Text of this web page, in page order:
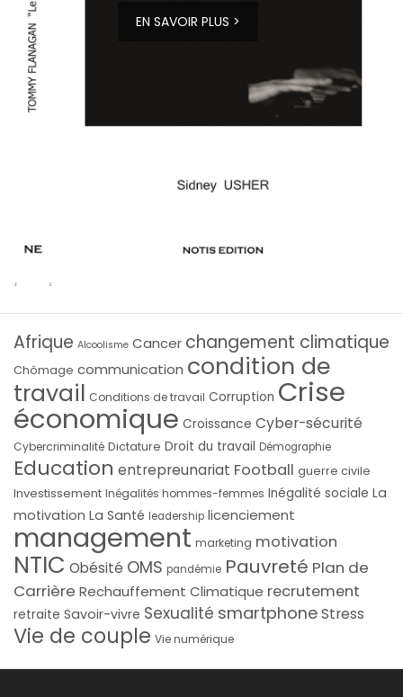
EN SAVOIR PLUS >
Afrique Alcoolisme Cancer changement climatique
Chômage communication condition de
travail Conditions de travail Corruption Crise
économique Croissance Cyber-sécurité
Cybercriminalité Dictature Droit du travail Démographie
Education entrepreunariat Football guerre civile
Investissement Inégalités hommes-femmes Inégalité sociale La
motivation La Santé leadership licenciement
management marketing motivation
NTIC Obésité OMS pandémie Pauvreté Plan de
Carrière Rechauffement Climatique recrutement
retraite Savoir-vivre Sexualité smartphoneStress
Vie de couple Vie numérique